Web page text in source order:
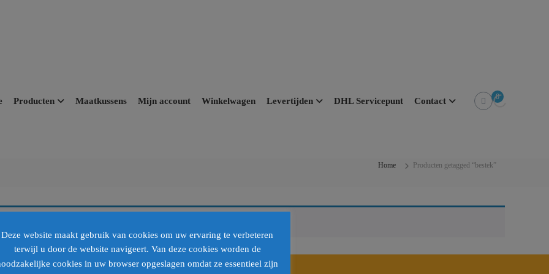
Producten Maatkussens Mijn account Winkelwagen Levertijden DHL Servicepunt Contact 0
Home Producten getagged “bestek”
Deze website maakt gebruik van cookies om uw ervaring te verbeteren
terwijl u door de website navigeert. Van deze cookies worden de
cookies in uw browser opgeslagen omdat ze essentieel zijn